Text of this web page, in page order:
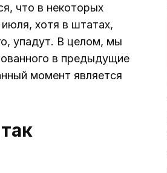
что в некоторых
хотя в штатах,
упадут. В целом, мы
в предыдущие
момент является